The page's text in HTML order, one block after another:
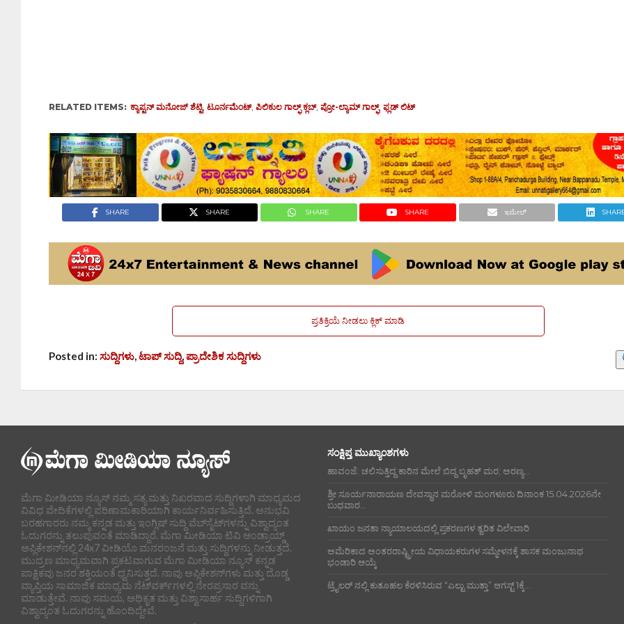
RELATED ITEMS: ಕ್ಯಾಪ್ಟನ್ ಮನೋಜ್ ಶೆಟ್ಟಿ,ಟೂರ್ನಮೆಂಟ್‌,ಪಿಲಿಕುಲ ಗಾಲ್ಫ್ ಕ್ಲಬ್,ಪ್ರೋ-ಲ್ಯಾಮ್ ಗಾಲ್ಫ್,ಫ್ಲಡ್‌ ಲಿಟ್
SHARE SHARE SHARE SHARE ಇಮೇಲ್
ಪ್ರತಿಕ್ರಿಯೆ ನೀಡಲು ಕ್ಲಿಕ್ ಮಾಡಿ
Posted in:ಸುದ್ದಿಗಳು,ಟಾಪ್ ಸುದ್ದಿ,ಪ್ರಾದೇಶಿಕ ಸುದ್ದಿಗಳು
ಮೆಗಾ ಮೀಡಿಯಾ ನ್ಯೂಸ್ ನಮ್ಮ ಸತ್ಯ ಮತ್ತು ನಿಖರವಾದ ಸುದ್ದಿಗಳಾಗಿ ಮಾಧ್ಯಮದ
ವಿವಿಧ ವೇದಿಕೆಗಳಲ್ಲಿ ಪರಿಣಾಮಕಾರಿಯಾಗಿ ಕಾರ್ಯನಿರ್ವಹಿಸುತ್ತಿದೆ. ಅನುಭವಿ
ಬರಹಗಾರರು ನಮ್ಮ ಕನ್ನಡ ಮತ್ತು ಇಂಗ್ಲಿಷ್ ಸುದ್ದಿ ವೆಬ್‌ಸೈಟ್‌ಗಳನ್ನು ವಿಶ್ವಾದ್ಯಂತ
ಓದುಗರನ್ನು ತಲುಪುವಂತೆ ಮಾಡಿದ್ದಾರೆ. ಮೆಗಾ ಮೀಡಿಯಾ ಟಿವಿ ಆಂಡ್ರಾಯ್ಡ್
ಅಪ್ಲಿಕೇಶನ್‌ನಲ್ಲಿ 24x7 ವೀಡಿಯೊ ಮನರಂಜನೆ ಮತ್ತು ಸುದ್ದಿಗಳನ್ನು ನೀಡುತ್ತದೆ.
ಮುದ್ರಣ ಮಾಧ್ಯಮವಾಗಿ ಪ್ರಕಟವಾಗುವ ಮೆಗಾ ಮೀಡಿಯಾ ನ್ಯೂಸ್ ಕನ್ನಡ
ಪಾಕ್ಷಿಕವು ಜನರ ಶಕ್ತಿಯಂತೆ ಧ್ವನಿಸುತ್ತದೆ. ನಾವು ಅಪ್ಲಿಕೇಶನ್‌ಗಳು ಮತ್ತು ದೊಡ್ಡ
ವ್ಯಾಪ್ತಿಯ ಸಾಮಾಜಿಕ ಮಾಧ್ಯಮ ನೆಟ್‌ವರ್ಕ್‌ಗಳಲ್ಲಿ ನೇರಪ್ರಸಾರ ವನ್ನು
ಮಾಡುತ್ತೇವೆ. ನಾವು ಸಮಯ, ಅಧಿಕೃತ ಮತ್ತು ವಿಶ್ವಾಸಾರ್ಹ ಸುದ್ದಿಗಳಿಗಾಗಿ
ವಿಶ್ವಾದ್ಯಂತ ಓದುಗರನ್ನು ಹೊಂದಿದ್ದೇವೆ.
ಸಂಕ್ಷಿಪ್ತ ಮುಖ್ಯಾಂಶಗಳು
ಹಾವಂಜೆ: ಚಲಿಸುತ್ತಿದ್ದ ಕಾರಿನ ಮೇಲೆ ಬಿದ್ದ ಬೃಹತ್ ಮರ; ಅರಣ್ಯ...
ಶ್ರೀ ಸೂರ್ಯನಾರಾಯಣ ದೇವಸ್ಥಾನ ಮರೋಳಿ ಮಂಗಳೂರು ದಿನಾಂಕ 15.04.2026ನೇ
ಬುಧವಾರ...
ಖಾಯಂ ಜನತಾ ನ್ಯಾಯಾಲಯದಲ್ಲಿ ಪ್ರಕರಣಗಳ ತ್ವರಿತ ವಿಲೇವಾರಿ
ಅಮೆರಿಕಾದ ಅಂತರರಾಷ್ಟ್ರೀಯ ವಿಧಾಯಕರುಗಳ ಸಮ್ಮೇಳನಕ್ಕೆ ಶಾಸಕ ಮಂಜುನಾಥ
ಭಂಡಾರಿ ಆಯ್ಕೆ
ಟ್ರೈಲರ್ ನಲ್ಲಿ ಕುತೂಹಲ ಕೆರಳಿಸಿರುವ “ಎಲ್ಟು ಮುತ್ತಾ” ಆಗಸ್ಟ್ 1ಕ್ಕೆ...